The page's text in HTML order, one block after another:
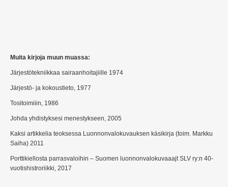
Muita kirjoja muun muassa:
Järjestötekniikkaa sairaanhoitajiille 1974
Järjestö- ja kokoustieto, 1977
Tositoimiiin, 1986
Johda yhdistyksesi menestykseen, 2005
Kaksi artikkelia teoksessa Luonnonvalokuvauksen käsikirja (toim. Markku
Saiha) 2011
Porttikiellosta parrasvaloihin – Suomen luonnonvalokuvaaajt SLV ry:n 40-
vuotishistroriikki, 2017